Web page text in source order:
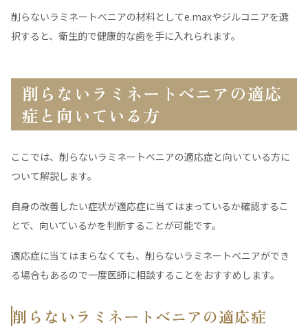
削らないラミネートべニアの材料としてe.maxやジルコニアを選
択すると、衛生的で健康的な歯を手に入れられます。
削らないラミネートべニアの適応
症と向いている方
ここでは、削らないラミネートべニアの適応症と向いている方に
ついて解説します。
自身の改善したい症状が適応症に当てはまっているか確認するこ
とで、向いているかを判断することが可能です。
適応症に当てはまらなくても、削らないラミネートべニアができ
る場合もあるので一度医師に相談することをおすすめします。
削らないラミネートべニアの適応症